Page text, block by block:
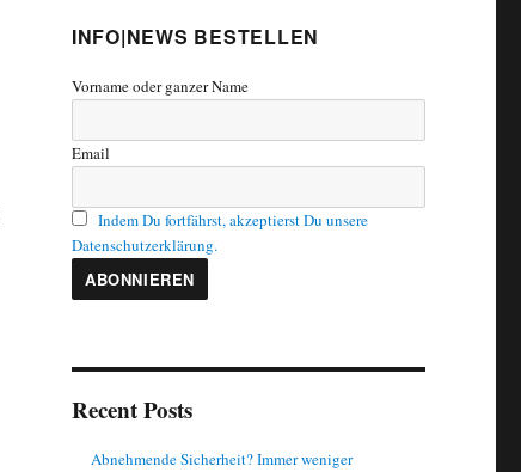
INFO|NEWS BESTELLEN
Vorname oder ganzer Name
Email
Indem Du fortfährst, akzeptierst Du unsere
Datenschutzerklärung.
Recent Posts
Abnehmende Sicherheit? Immer weniger